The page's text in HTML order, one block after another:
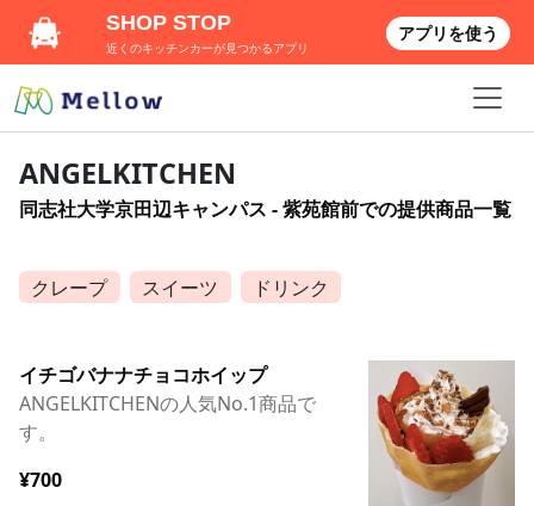
ANGELKITCHEN
同志社大学京田辺キャンパス - 紫苑館前での提供商品一覧
クレープ スイーツ ドリンク
イチゴバナナチョコホイップ
ANGELKITCHENの人気No.1商品で
す。
¥700
SHOP STOP
近くのキッチンカーが見つかるアプリ
アプリを使う